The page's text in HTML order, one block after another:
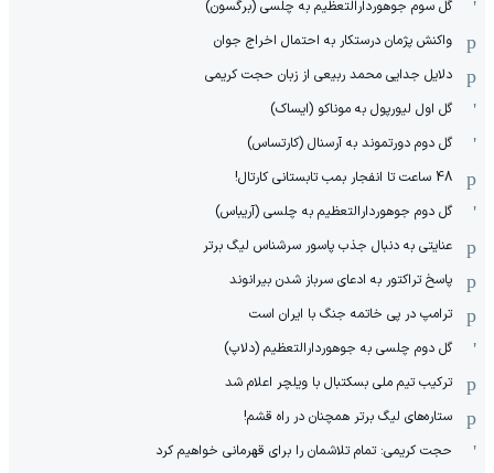
گل سوم جوهوردارالتعظیم به چلسی (برگسون)
واکنش پژمان درستکار به احتمال اخراج جوان
دلایل جدایی محمد ربیعی از زبان حجت کریمی
گل اول لیورپول به موناکو (ایساک)
گل دوم دورتموند به آرسنال (کارتساس)
48 ساعت تا انفجار بمب تابستانی کارتال!
گل دوم جوهوردارالتعظیم به چلسی (آریباس)
عنایتی به دنبال جذب پاسور سرشناس لیگ برتر
پاسخ تراکتور به ادعای سرباز شدن بیرانوند
ترامپ در پی خاتمه جنگ با ایران است
گل دوم چلسی به جوهوردارالتعظیم (دلاپ)
ترکیب تیم ملی بسکتبال با ویلچر اعلام شد
ستاره‌های لیگ برتر همچنان در راه قشم!
حجت کریمی: تمام تلاشمان را برای قهرمانی خواهیم کرد